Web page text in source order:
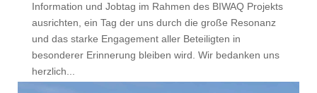
Information und Jobtag im Rahmen des BIWAQ Projekts
ausrichten, ein Tag der uns durch die große Resonanz
und das starke Engagement aller Beteiligten in
besonderer Erinnerung bleiben wird. Wir bedanken uns
herzlich...